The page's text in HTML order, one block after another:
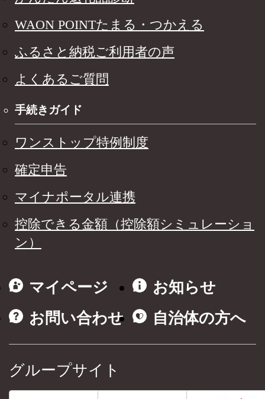
WAON POINTたまる・つかえる
ふるさと納税ご利用者の声
よくあるご質問
手続きガイド
ワンストップ特例制度
確定申告
マイナポータル連携
控除できる金額（控除額シミュレーショ
ン）
マイページ
お知らせ
お問い合わせ
自治体の方へ
グループサイト